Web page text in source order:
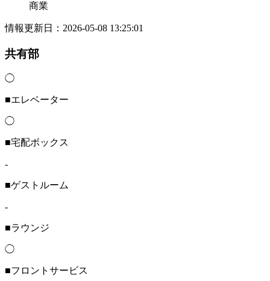
商業
情報更新日：2026-05-08 13:25:01
共有部
◯
■エレベーター
◯
■宅配ボックス
-
■ゲストルーム
-
■ラウンジ
◯
■フロントサービス